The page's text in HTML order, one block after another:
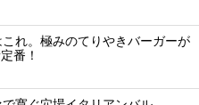
れ。極みのてりやきバーガーが
番！